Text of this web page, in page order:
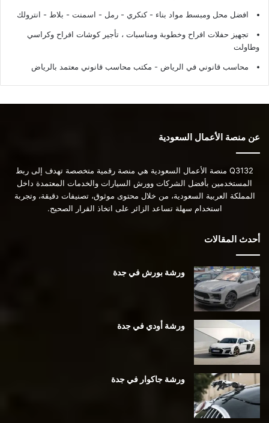
افضل محل ومبسط مواد بناء - كنكري - رمل - اسمنت - بلاط - انترولك
تجهيز حفلات افراح وخطوبة ومناسبات ، تأجير كوشات افراح وكراسي
وطاولت
محاسب قانوني في الرياض - مكتب محاسب قانوني معتمد بالرياض
عن منصة الأعمال السعودية
Q3132 منصة الأعمال السعودية هي منصة رقمية متخصصة تهدف إلى ربط
المستخدمين بأفضل الشركات وورش السيارات والخدمات المعتمدة داخل
المملكة العربية السعودية، من خلال محتوى موثوق، تصنيفات دقيقة، وتجربة
استخدام سهلة تساعد الزائر على اتخاذ القرار الصحيح.
أحدث المقالات
ورشة بورش في جدة
ورشة أودي في جدة
ورشة جاكوار في جدة